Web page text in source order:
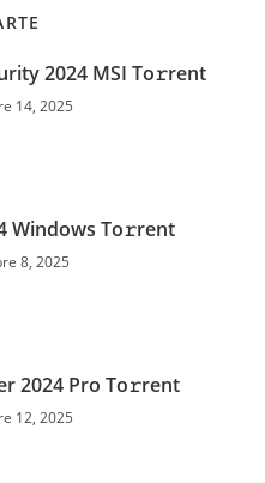
2024 MSI To𝚛rent
14, 2025
Windows To𝚛rent
8, 2025
2024 Pro To𝚛rent
12, 2025